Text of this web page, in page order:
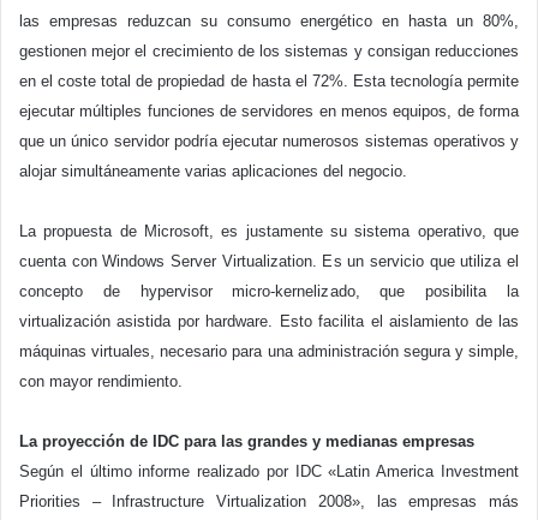
las empresas reduzcan su consumo energético en hasta un 80%,
gestionen mejor el crecimiento de los sistemas y consigan reducciones
en el coste total de propiedad de hasta el 72%. Esta tecnología permite
ejecutar múltiples funciones de servidores en menos equipos, de forma
que un único servidor podría ejecutar numerosos sistemas operativos y
alojar simultáneamente varias aplicaciones del negocio.
La propuesta de Microsoft, es justamente su sistema operativo, que
cuenta con Windows Server Virtualization. Es un servicio que utiliza el
concepto de hypervisor micro-kernelizado, que posibilita la
virtualización asistida por hardware. Esto facilita el aislamiento de las
máquinas virtuales, necesario para una administración segura y simple,
con mayor rendimiento.
La proyección de IDC para las grandes y medianas empresas
Según el último informe realizado por IDC «Latin America Investment
Priorities – Infrastructure Virtualization 2008», las empresas más